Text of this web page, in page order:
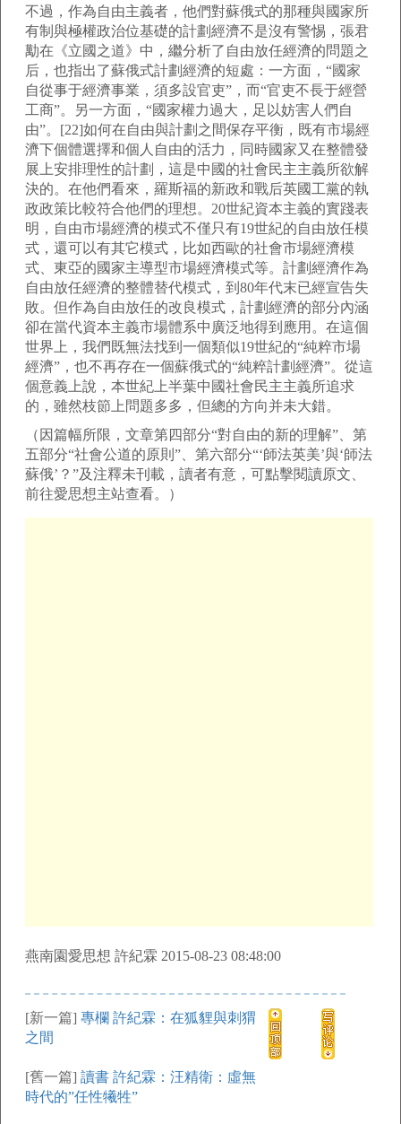
不過，作為自由主義者，他們對蘇俄式的那種與國家所
有制與極權政治位基礎的計劃經濟不是沒有警惕，張君
勱在《立國之道》中，繼分析了自由放任經濟的問題之
后，也指出了蘇俄式計劃經濟的短處：一方面，“國家
自從事于經濟事業，須多設官吏”，而“官吏不長于經營
工商”。另一方面，“國家權力過大，足以妨害人們自
由”。[22]如何在自由與計劃之間保存平衡，既有市場經
濟下個體選擇和個人自由的活力，同時國家又在整體發
展上安排理性的計劃，這是中國的社會民主主義所欲解
決的。在他們看來，羅斯福的新政和戰后英國工黨的執
政政策比較符合他們的理想。20世紀資本主義的實踐表
明，自由市場經濟的模式不僅只有19世紀的自由放任模
式，還可以有其它模式，比如西歐的社會市場經濟模
式、東亞的國家主導型市場經濟模式等。計劃經濟作為
自由放任經濟的整體替代模式，到80年代末已經宣告失
敗。但作為自由放任的改良模式，計劃經濟的部分內涵
卻在當代資本主義市場體系中廣泛地得到應用。在這個
世界上，我們既無法找到一個類似19世紀的“純粹市場
經濟”，也不再存在一個蘇俄式的“純粹計劃經濟”。從這
個意義上說，本世紀上半葉中國社會民主主義所追求
的，雖然枝節上問題多多，但總的方向并未大錯。
（因篇幅所限，文章第四部分“對自由的新的理解”、第
五部分“社會公道的原則”、第六部分“‘師法英美’與‘師法
蘇俄’？”及注釋未刊載，讀者有意，可點擊閱讀原文、
前往愛思想主站查看。）
燕南園愛思想 許紀霖 2015-08-23 08:48:00
[新一篇] 專欄 許紀霖：在狐貍與刺猬
之間
[舊一篇] 讀書 許紀霖：汪精衛：虛無
時代的”任性犧牲”